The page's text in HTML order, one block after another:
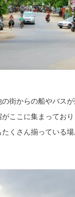
街からの船やバスが
ここに集まってお
くさん揃っている場